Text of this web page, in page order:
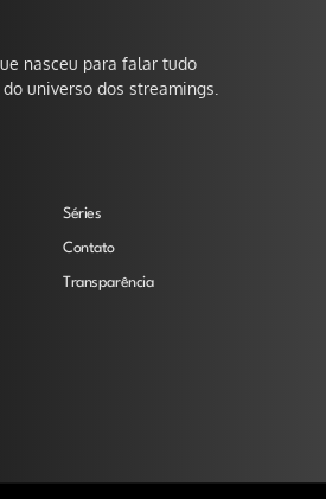
nasceu para falar tudo
universo dos streamings.
Séries
Contato
Transparência